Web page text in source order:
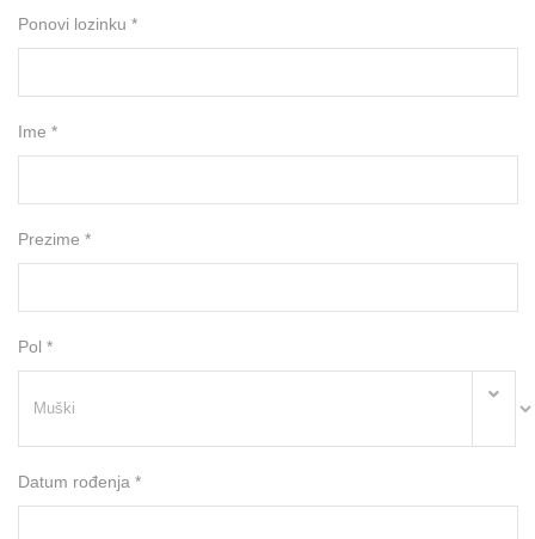
Ponovi lozinku *
Ime *
Prezime *
Pol *
Datum rođenja *